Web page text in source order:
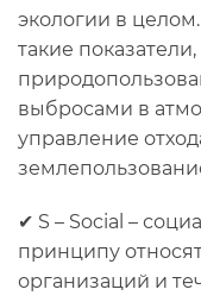
экологии в
такие
выбросами в
управление
✔ S – Social –
принципу
организаций и